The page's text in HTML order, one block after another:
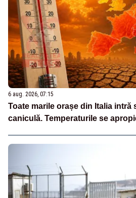
6 aug. 2026, 07:15
Toate marile orașe din Italia intră
caniculă. Temperaturile se